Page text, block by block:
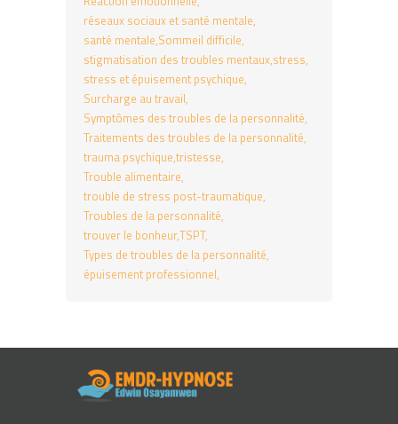
réseaux sociaux et santé mentale
santé mentale Sommeil difficile
stigmatisation des troubles mentaux stress
stress et épuisement psychique
Surcharge au travail
Symptômes des troubles de la personnalité
Traitements des troubles de la personnalité
trauma psychique tristesse
Trouble alimentaire
trouble de stress post-traumatique
Troubles de la personnalité
trouver le bonheurTSPT
Types de troubles de la personnalité
épuisement professionnel